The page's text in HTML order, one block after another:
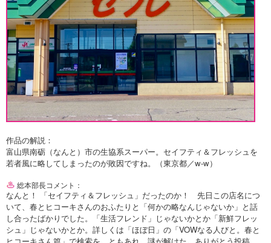
作品の解説：
富山県南砺（なんと）市の生協系スーパー。セイフティ＆フレッシュを
若者風に略してしまったのが敗因ですね。（東京都／w-w）
総本部長コメント：
なんと！ 「セイフティ＆フレッシュ」だったのか！ 先日この店名につ
いて、春とヒコーキさんのおふたりと「何かの略なんじゃないか」と話
し合ったばかりでした。「生活フレンド」じゃないかとか「新鮮フレッ
シュ」じゃないかとか。詳しくは「ほぼ日」の「VOWなる人びと。春と
ヒコーキさん篇」で検索を。ともあれ、謎が解けた。ありがとう投稿